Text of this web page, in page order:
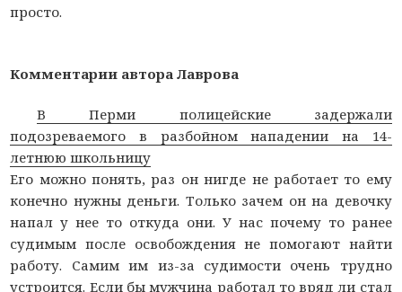
просто.
Комментарии автора Лаврова
В Перми полицейские задержали
подозреваемого в разбойном нападении на 14-
летнюю школьницу
Его можно понять, раз он нигде не работает то ему
конечно нужны деньги. Только зачем он на девочку
напал у нее то откуда они. У нас почему то ранее
судимым после освобождения не помогают найти
работу. Самим им из-за судимости очень трудно
устроится. Если бы мужчина работал то вряд ли стал